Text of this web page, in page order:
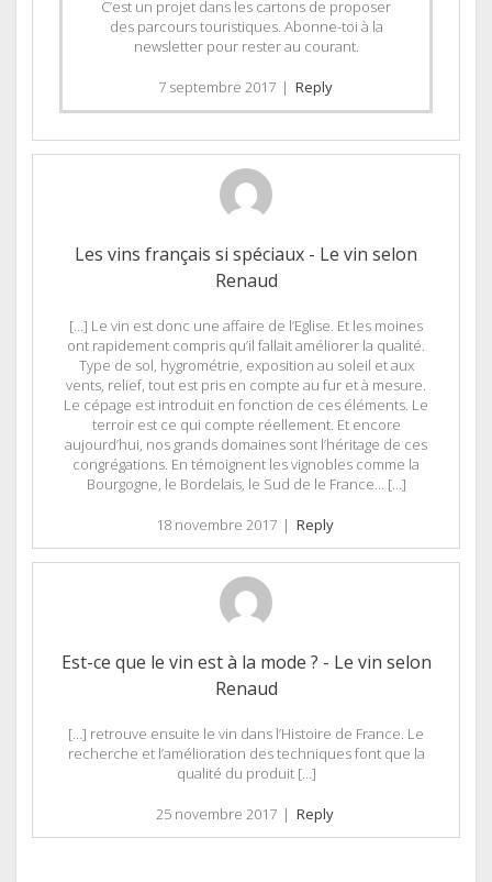
C’est un projet dans les cartons de proposer
des parcours touristiques. Abonne-toi à la
newsletter pour rester au courant.
7 septembre 2017 | Reply
Les vins français si spéciaux - Le vin selon
Renaud
[…] Le vin est donc une affaire de l’Eglise. Et les moines
ont rapidement compris qu’il fallait améliorer la qualité.
Type de sol, hygrométrie, exposition au soleil et aux
vents, relief, tout est pris en compte au fur et à mesure.
Le cépage est introduit en fonction de ces éléments. Le
terroir est ce qui compte réellement. Et encore
aujourd’hui, nos grands domaines sont l’héritage de ces
congrégations. En témoignent les vignobles comme la
Bourgogne, le Bordelais, le Sud de le France… […]
18 novembre 2017 | Reply
Est-ce que le vin est à la mode ? - Le vin selon
Renaud
[…] retrouve ensuite le vin dans l’Histoire de France. Le
recherche et l’amélioration des techniques font que la
qualité du produit […]
25 novembre 2017 | Reply